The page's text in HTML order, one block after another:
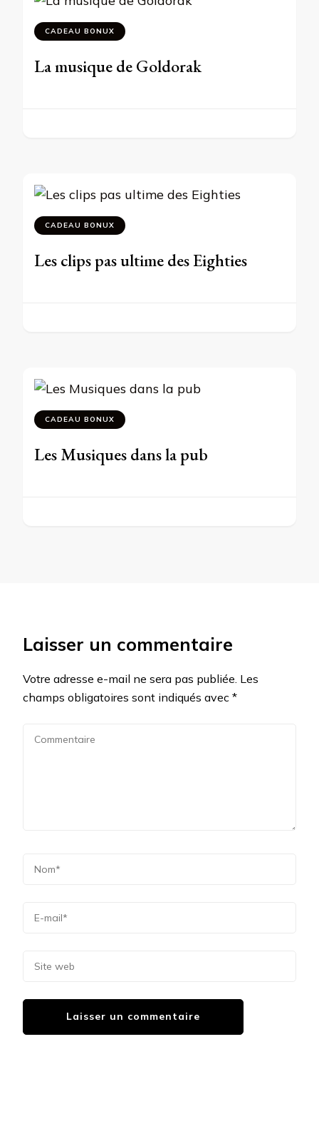
CADEAU BONUX
La musique de Goldorak
CADEAU BONUX
Les clips pas ultime des Eighties
CADEAU BONUX
Les Musiques dans la pub
Laisser un commentaire
Votre adresse e-mail ne sera pas publiée. Les
champs obligatoires sont indiqués avec *